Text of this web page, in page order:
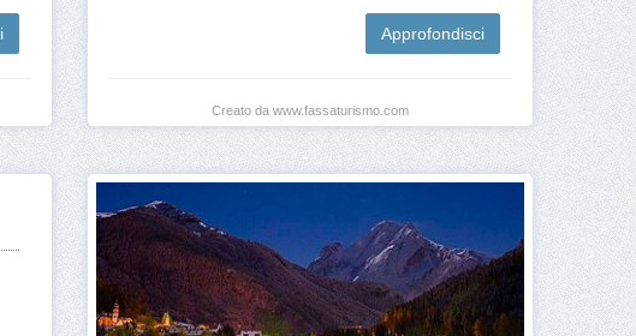
Approfondisci
Creato da www.fassaturismo.com